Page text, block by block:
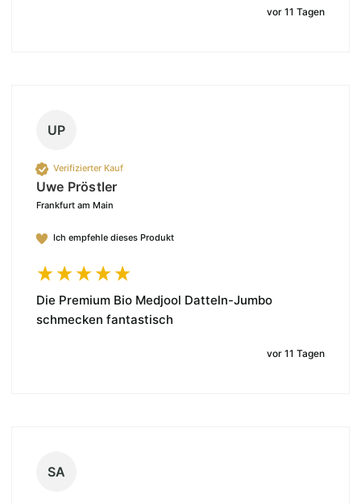
vor 11 Tagen
UP
Verifizierter Kauf
Uwe Pröstler
Frankfurt am Main
Ich empfehle dieses Produkt
Die Premium Bio Medjool Datteln-Jumbo
schmecken fantastisch
vor 11 Tagen
SA